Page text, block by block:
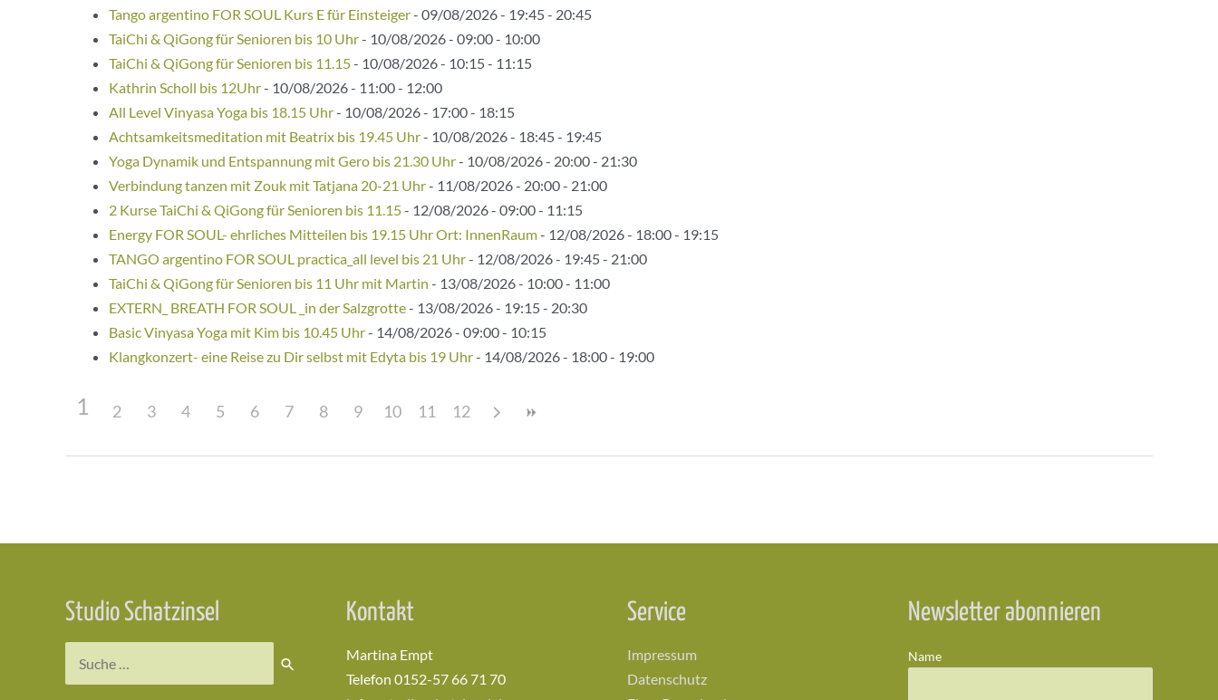
Tango argentino FOR SOUL Kurs E für Einsteiger- 09/08/2026 - 19:45 - 20:45
TaiChi & QiGong für Senioren bis 10 Uhr- 10/08/2026 - 09:00 - 10:00
TaiChi & QiGong für Senioren bis 11.15- 10/08/2026 - 10:15 - 11:15
Kathrin Scholl bis 12Uhr- 10/08/2026 - 11:00 - 12:00
All Level Vinyasa Yoga bis 18.15 Uhr- 10/08/2026 - 17:00 - 18:15
Achtsamkeitsmeditation mit Beatrix bis 19.45 Uhr- 10/08/2026 - 18:45 - 19:45
Yoga Dynamik und Entspannung mit Gero bis 21.30 Uhr- 10/08/2026 - 20:00 - 21:30
Verbindung tanzen mit Zouk mit Tatjana 20-21 Uhr- 11/08/2026 - 20:00 - 21:00
2 Kurse TaiChi & QiGong für Senioren bis 11.15- 12/08/2026 - 09:00 - 11:15
Energy FOR SOUL- ehrliches Mitteilen bis 19.15 Uhr Ort: InnenRaum- 12/08/2026 - 18:00 - 19:15
TANGO argentino FOR SOUL practica_all level bis 21 Uhr- 12/08/2026 - 19:45 - 21:00
TaiChi & QiGong für Senioren bis 11 Uhr mit Martin - 13/08/2026 - 10:00 - 11:00
EXTERN_ BREATH FOR SOUL _in der Salzgrotte- 13/08/2026 - 19:15 - 20:30
Basic Vinyasa Yoga mit Kim bis 10.45 Uhr- 14/08/2026 - 09:00 - 10:15
Klangkonzert- eine Reise zu Dir selbst mit Edyta bis 19 Uhr- 14/08/2026 - 18:00 - 19:00
1 2 3 4 5 6 7 8 9 10 11 12
Studio Schatzinsel Kontakt
Martina Empt
Telefon 0152-57 66 71 70
Service
Impressum
Datenschutz
Newsletter abonnieren
Name